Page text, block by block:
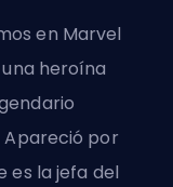
en Marvel
una heroína
Apareció por
es la jefa del